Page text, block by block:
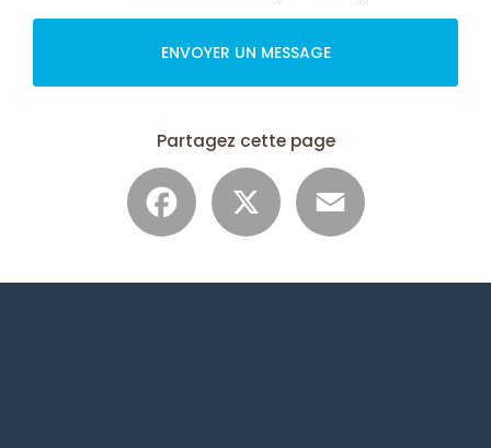
ENVOYER UN MESSAGE
Partagez cette page
Facebook